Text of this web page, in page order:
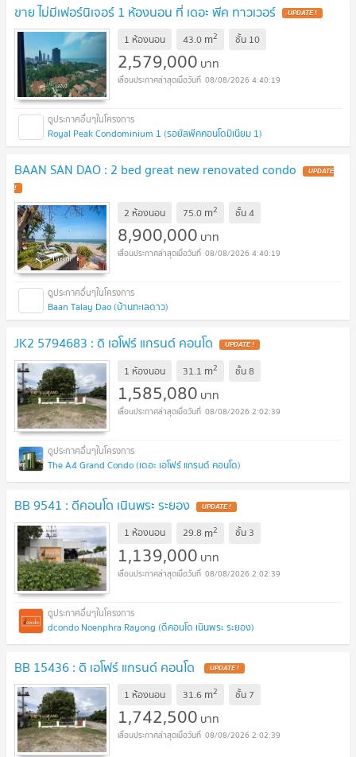
ขาย ไม่มีเฟอร์นิเจอร์ 1 ห้องนอน ที่ เดอะ พีค ทาวเวอร์ UPDATE !
1 ห้องนอน 43.0 m2 ชั้น 10
2,579,000 บาท
08/08/2026 4:40:19
Royal Peak Condominium 1 (รอยัลพีคคอนโดมิเนียม 1)
BAAN SAN DAO : 2 bed great new renovated condo UPDATE
!
2 ห้องนอน 75.0 m2 ชั้น4
8,900,000 บาท
08/08/2026 4:40:19
Baan Talay Dao (บ้านทะเลดาว)
JK2 5794683 : ดิ เอโฟร์ แกรนด์ คอนโด UPDATE !
1 ห้องนอน 31.1 m2 ชั้น8
1,585,080 บาท
08/08/2026 2:02:39
The A4 Grand Condo (เดอะ เอโฟร์ แกรนด์ คอนโด)
BB 9541 : ดีคอนโด เนินพระ ระยอง UPDATE !
1 ห้องนอน 29.8 m2 ชั้น 3
1,139,000 บาท
08/08/2026 2:02:39
dcondo Noenphra Rayong (ดีคอนโด เนินพระ ระยอง)
BB 15436 : ดิ เอโฟร์ แกรนด์ คอนโด UPDATE !
1 ห้องนอน 31.6 m2 ชั้น 7
1,742,500 บาท
08/08/2026 2:02:39